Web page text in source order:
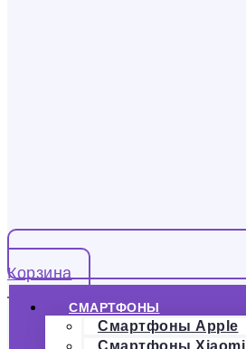
Корзина
СМАРТФОНЫ
Смартфоны Apple
Смартфоны Xiaomi